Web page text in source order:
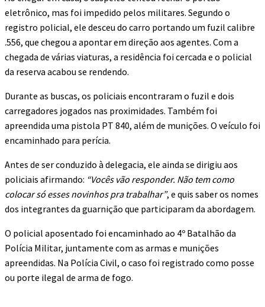
eletrônico, mas foi impedido pelos militares. Segundo o
registro policial, ele desceu do carro portando um fuzil calibre
.556, que chegou a apontar em direção aos agentes. Com a
chegada de várias viaturas, a residência foi cercada e o policial
da reserva acabou se rendendo.
Durante as buscas, os policiais encontraram o fuzil e dois
carregadores jogados nas proximidades. Também foi
apreendida uma pistola PT 840, além de munições. O veículo foi
encaminhado para perícia.
Antes de ser conduzido à delegacia, ele ainda se dirigiu aos
policiais afirmando: “Vocês vão responder. Não tem como
colocar só esses novinhos pra trabalhar”, e quis saber os nomes
dos integrantes da guarnição que participaram da abordagem.
O policial aposentado foi encaminhado ao 4º Batalhão da
Polícia Militar, juntamente com as armas e munições
apreendidas. Na Polícia Civil, o caso foi registrado como posse
ou porte ilegal de arma de fogo.